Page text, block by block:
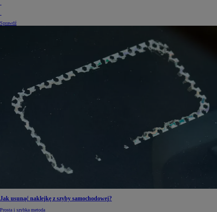
Sprawdź
Jak usunąć naklejkę z szyby samochodowej?
Prosta i szybka metoda